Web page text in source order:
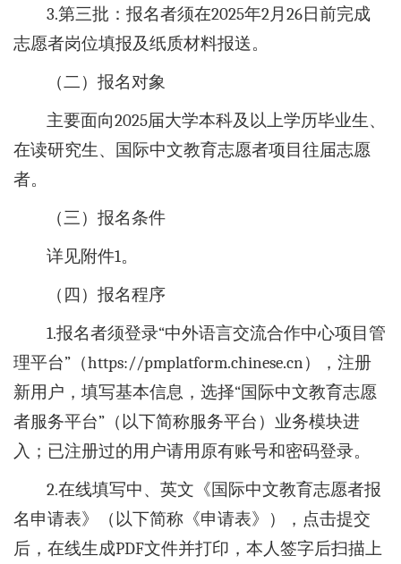
3.第三批：报名者须在2025年2月26日前完成
志愿者岗位填报及纸质材料报送。
（二）报名对象
主要面向2025届大学本科及以上学历毕业生、
在读研究生、国际中文教育志愿者项目往届志愿
者。
（三）报名条件
详见附件1。
（四）报名程序
1.报名者须登录“中外语言交流合作中心项目管
理平台”（https://pmplatform.chinese.cn），注册
新用户，填写基本信息，选择“国际中文教育志愿
者服务平台”（以下简称服务平台）业务模块进
入；已注册过的用户请用原有账号和密码登录。
2.在线填写中、英文《国际中文教育志愿者报
名申请表》（以下简称《申请表》），点击提交
后，在线生成PDF文件并打印，本人签字后扫描上